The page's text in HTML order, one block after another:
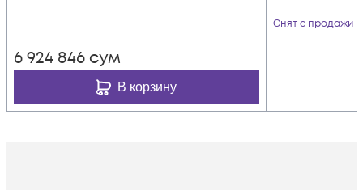
6 924 846 сум
В корзину
Снят с продажи